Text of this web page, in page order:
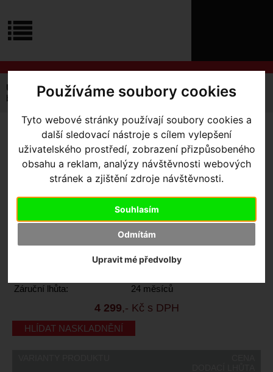
Používáme soubory cookies
Tyto webové stránky používají soubory cookies a
další sledovací nástroje s cílem vylepšení
uživatelského prostředí, zobrazení přizpůsobeného
obsahu a reklam, analýzy návštěvnosti webových
stránek a zjištění zdroje návštěvnosti.
Souhlasím
Odmítám
Upravit mé předvolby
O
NÁKUPU
SLUŽBY
REGISTRACE
ZTRATILI
Úvodní strana Výbava pro jezdce Brýle
Oakley
brýle OAKLEY Sutro
BRÝLE OAKLEY SUTRO-
Matte Black/Prizm Road
Oakley
Ne
Záruční lhůta:
24 měsíců
4 299,- Kč s DPH
HLÍDAT NASKLADNĚNÍ